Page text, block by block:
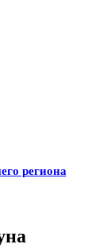
региона